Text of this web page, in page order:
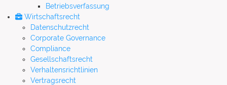
Betriebsverfassung
Wirtschaftsrecht
Datenschutzrecht
Corporate Governance
Compliance
Gesellschaftsrecht
Verhaltensrichtlinien
Vertragsrecht